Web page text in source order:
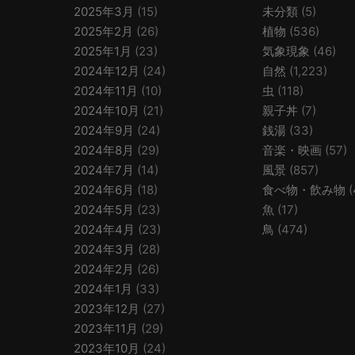
2025年3月 (15)
2025年2月 (26)
2025年1月 (23)
2024年12月 (24)
2024年11月 (10)
2024年10月 (21)
2024年9月 (24)
2024年8月 (29)
2024年7月 (14)
2024年6月 (18)
2024年5月 (23)
2024年4月 (23)
2024年3月 (28)
2024年2月 (26)
2024年1月 (33)
2023年12月 (27)
2023年11月 (29)
2023年10月 (24)
未分類 (5)
植物 (536)
気象現象 (46)
自然 (1,223)
虫 (118)
親子丼 (7)
銭湯 (33)
音楽・映画 (57)
風景 (857)
食べ物・飲み物
魚 (17)
鳥 (474)